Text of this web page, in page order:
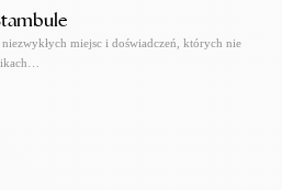
miejsc i doświadczeń, których nie